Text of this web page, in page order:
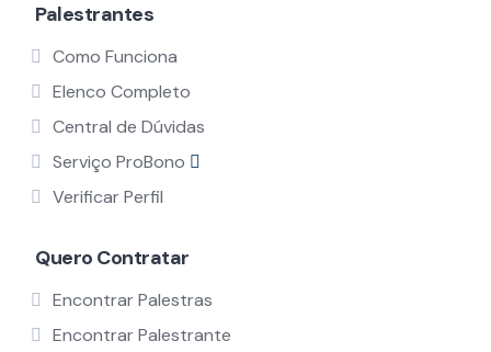
Palestrantes
Como Funciona
Elenco Completo
Central de Dúvidas
Serviço ProBono
Verificar Perfil
Quero Contratar
Encontrar Palestras
Encontrar Palestrante